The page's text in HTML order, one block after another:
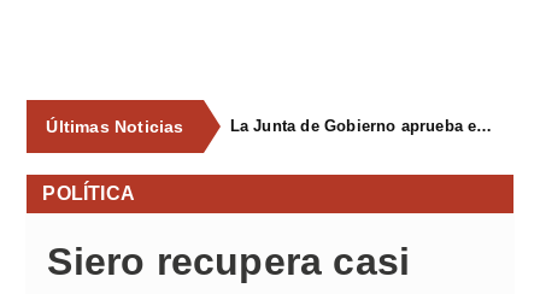
Últimas Noticias La Junta de Gobierno aprueba el proyecto de construcción de una acera entre el Centro Polivalente de Valdesoto y el entorno de la escuela de Faes, en el margen de la SI-8
POLÍTICA
Siero recupera casi